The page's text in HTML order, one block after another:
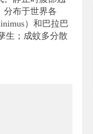
分布于世界各
）和巴拉巴
生；成蚊多分散